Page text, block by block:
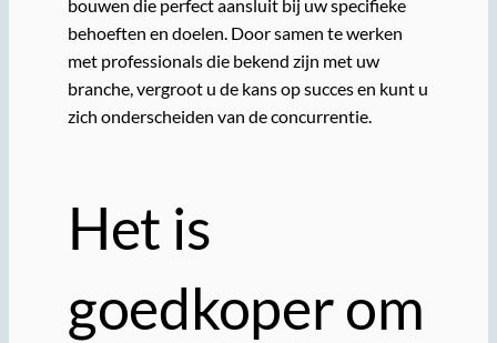
bouwen die perfect aansluit bij uw specifieke
behoeften en doelen. Door samen te werken
met professionals die bekend zijn met uw
branche, vergroot u de kans op succes en kunt u
zich onderscheiden van de concurrentie.
Het is
goedkoper om